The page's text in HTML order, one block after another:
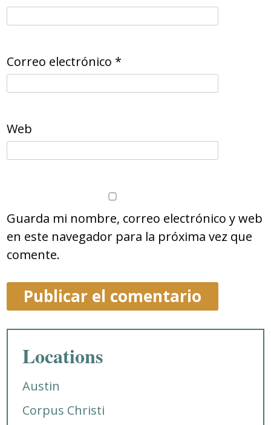
Correo electrónico *
Web
Guarda mi nombre, correo electrónico y web
en este navegador para la próxima vez que
comente.
Locations
Austin
Corpus Christi